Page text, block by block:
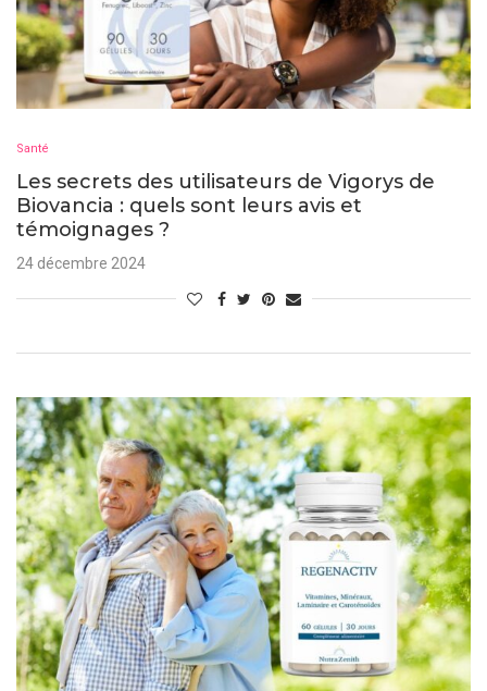
Santé
Les secrets des utilisateurs de Vigorys de
Biovancia : quels sont leurs avis et
témoignages ?
24 décembre 2024